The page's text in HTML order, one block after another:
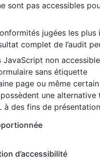
sont pas accessibles
jugées les
complet de l’audit
JavaScript non
sans étiquette
page ou même
une alternative
à des fins de
d’accessibilité